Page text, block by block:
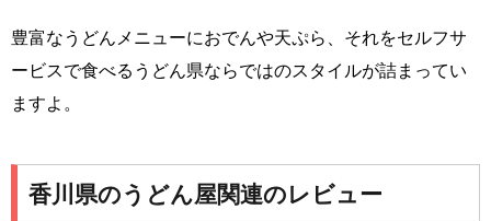
豊富なうどんメニューにおでんや天ぷら、それをセルフサ
ービスで食べるうどん県ならではのスタイルが詰まってい
ますよ。
香川県のうどん屋関連のレビュー